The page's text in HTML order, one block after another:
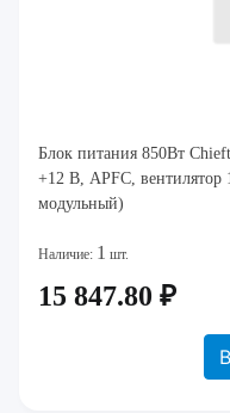
Блок питания 850Вт
+12 В, APFC,
модульный)
Наличие: 1 шт.
15 847.80 ₽